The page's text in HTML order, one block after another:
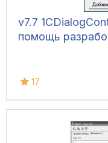
v7.7
помощь
17